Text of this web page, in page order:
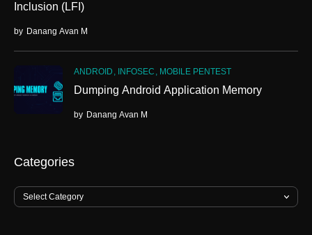
Inclusion (LFI)
by Danang Avan M
ANDROID INFOSEC MOBILE PENTEST
Dumping Android Application Memory
by Danang Avan M
Categories